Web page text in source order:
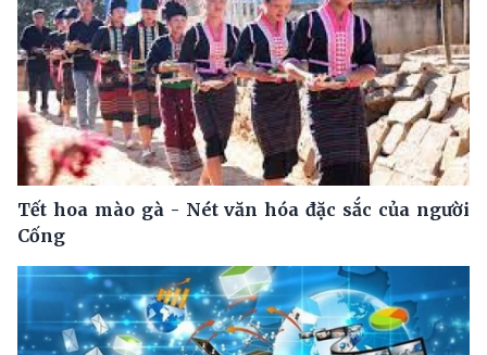
Tết hoa mào gà - Nét văn hóa đặc sắc của người
Cống